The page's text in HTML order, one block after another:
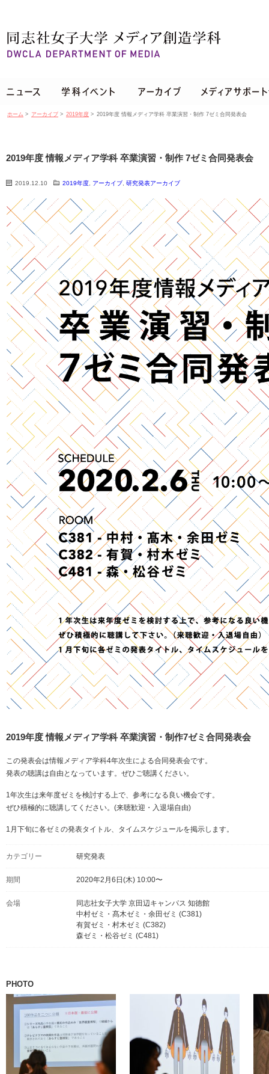
ホーム > アーカイブ > 2019年度 > 2019年度 情報メディア学科 卒業演習・制作 7ゼミ合同発表会
2019年度 情報メディア学科 卒業演習・制作 7ゼミ合同発表会
2019.12.10 2019年度 アーカイブ 研究発表アーカイブ
2019年度 情報メディア学科 卒業演習・制作7ゼミ合同発表会
この発表会は情報メディア学科4年次生による合同発表会です。
発表の聴講は自由となっています。ぜひご聴講ください。
1年次生は来年度ゼミを検討する上で、参考になる良い機会です。
ぜひ積極的に聴講してください。(来聴歓迎・入退場自由)
1月下旬に各ゼミの発表タイトル、タイムスケジュールを掲示します。
カテゴリー 研究発表
期間 2020年2月6日(木) 10:00〜
会場
同志社女子大学 京田辺キャンパス 知徳館
中村ゼミ・髙木ゼミ・余田ゼミ (C381)
有賀ゼミ・村木ゼミ (C382)
森ゼミ・松谷ゼミ (C481)
PHOTO